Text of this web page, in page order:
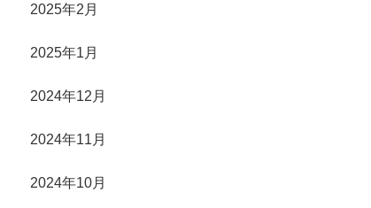
2025年2月
2025年1月
2024年12月
2024年11月
2024年10月